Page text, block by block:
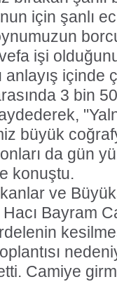
için şanlı
işi
içinde
3 bin
büyük
da gün
konuştu.
ve
Bayram
Camiye